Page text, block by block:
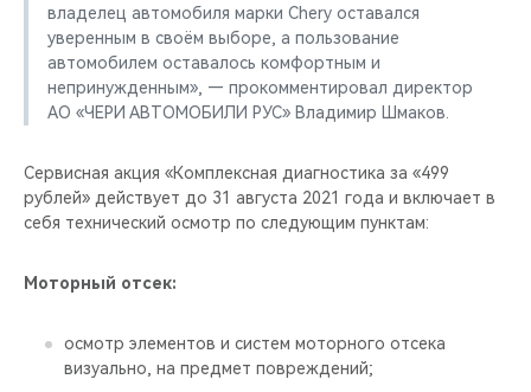
НАШИ МЕРОПРИЯТИЯ
ВИДЕООБЗОРЫ
CHERY ДЛЯ ДЕТЕЙ
владелец автомобиля марки Chery оставался
уверенным в своём выборе, а пользование
автомобилем оставалось комфортным и
непринужденным», — прокомментировал директор
АО «ЧЕРИ АВТОМОБИЛИ РУС» Владимир Шмаков.
Сервисная акция «Комплексная диагностика за «499
рублей» действует до 31 августа 2021 года и включает в
себя технический осмотр по следующим пунктам:
Моторный отсек:
осмотр элементов и систем моторного отсека
визуально, на предмет повреждений;